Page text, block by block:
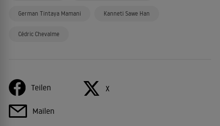
German Tintaya Mamani Kanneti Sawe Han
Cédric Chevalme
Teilen X
Mailen